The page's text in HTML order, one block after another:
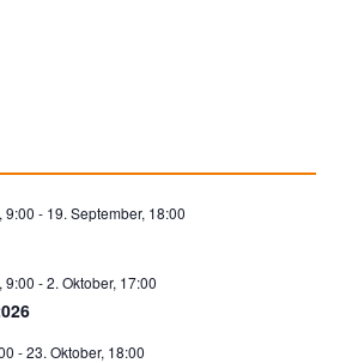
9:00 - 19. September, 18:00
9:00 -2. Oktober, 17:00
-23. Oktober, 18:00